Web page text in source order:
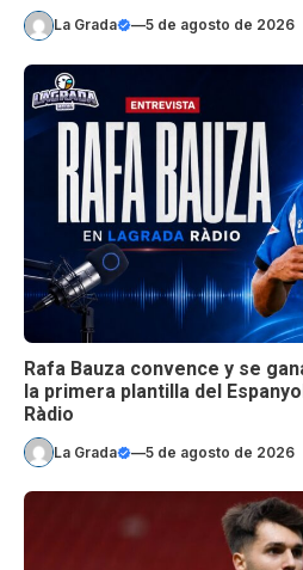
La Grada —5 de agosto de 2026
Rafa Bauza convence y se
la primera plantilla del
Ràdio
La Grada —5 de agosto de 2026